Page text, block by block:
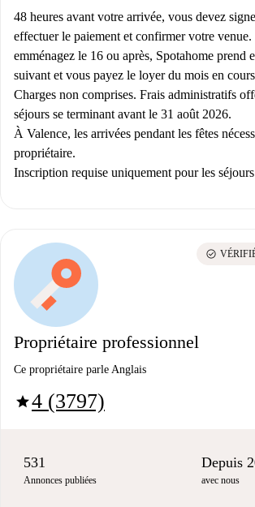
48 heures avant votre arrivée, vous devez
effectuer le paiement et confirmer votre
emménagez le 16 ou après, Spotahome prend
suivant et vous payez le loyer du mois en
Charges non comprises. Frais administratifs
séjours se terminant avant le 31 août 2026.
À Valence, les arrivées pendant les fêtes
propriétaire.
Inscription requise uniquement pour les
Propriétaire professionnel
Ce propriétaire parle Anglais
star4 (3797)
check_circle
531
Annonces publiées
Depuis
avec nous